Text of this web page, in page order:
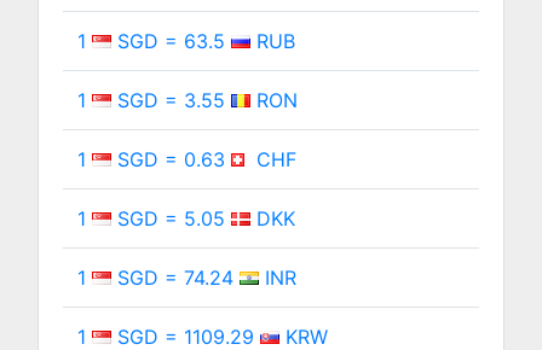
1 SGD = 63.5 RUB
1 SGD = 3.55 RON
1 SGD = 0.63 CHF
1 SGD = 5.05 DKK
1 SGD = 74.24 INR
1 SGD = 1109.29 KRW